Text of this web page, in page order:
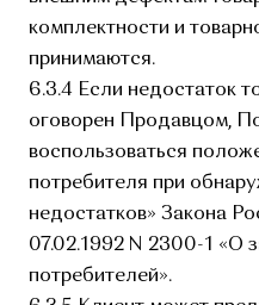
комплектности и
принимаются.
6.3.4 Если недостаток
оговорен Продавцом,
воспользоваться
потребителя при
недостатков» Закона
07.02.1992 N 2300-1 «О
потребителей».